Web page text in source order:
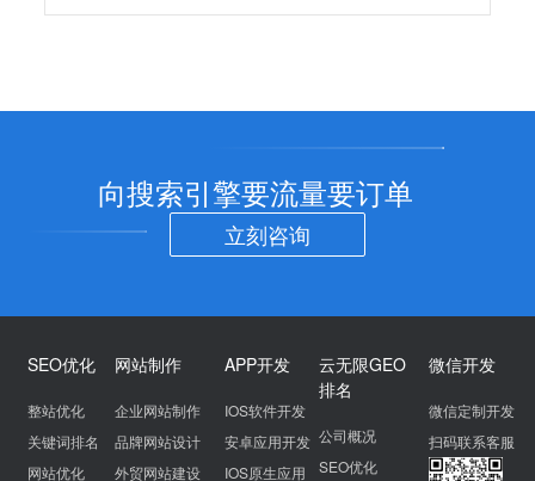
向搜索引擎要流量要订单
立刻咨询
SEO优化
整站优化
关键词排名
网站优化
网站制作
企业网站制作
品牌网站设计
外贸网站建设
APP开发
IOS软件开发
安卓应用开发
IOS原生应用
云无限GEO
排名
公司概况
SEO优化
微信开发
微信定制开发
扫码联系客服